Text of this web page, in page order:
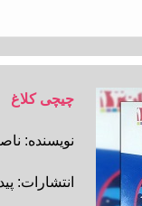
چیچی کلاغ
نویسنده:
انتشارات: